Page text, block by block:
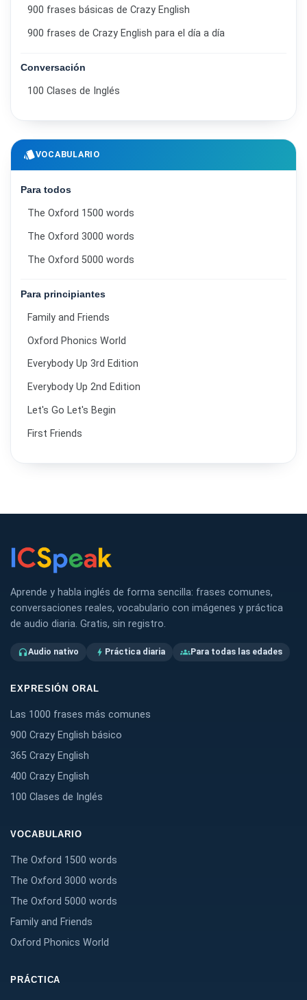
900 frases básicas de Crazy English
900 frases de Crazy English para el día a día
Conversación
100 Clases de Inglés
styleVOCABULARIO
Para todos
The Oxford 1500 words
The Oxford 3000 words
The Oxford 5000 words
Para principiantes
Family and Friends
Oxford Phonics World
Everybody Up 3rd Edition
Everybody Up 2nd Edition
Let's Go Let's Begin
First Friends
Aprende y habla inglés de forma sencilla: frases comunes,
conversaciones reales, vocabulario con imágenes y práctica
de audio diaria. Gratis, sin registro.
headphonesAudio nativo bolt Práctica diaria groupsPara todas las edades
EXPRESIÓN ORAL
Las 1000 frases más comunes
900 Crazy English básico
365 Crazy English
400 Crazy English
100 Clases de Inglés
VOCABULARIO
The Oxford 1500 words
The Oxford 3000 words
The Oxford 5000 words
Family and Friends
Oxford Phonics World
PRÁCTICA